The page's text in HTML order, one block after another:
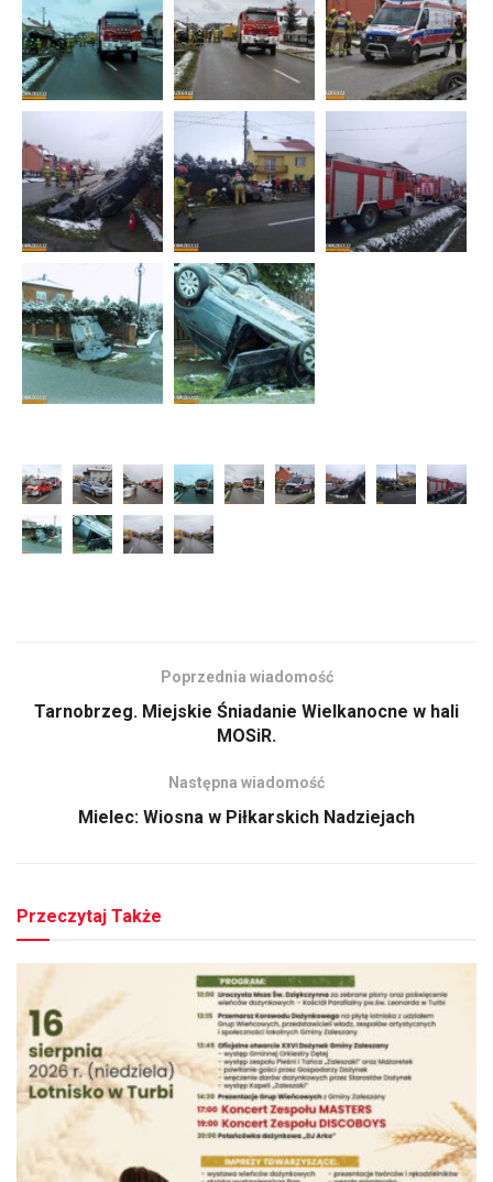
Poprzednia wiadomość
Tarnobrzeg. Miejskie Śniadanie Wielkanocne w hali
MOSiR.
Następna wiadomość
Mielec: Wiosna w Piłkarskich Nadziejach
Przeczytaj Także